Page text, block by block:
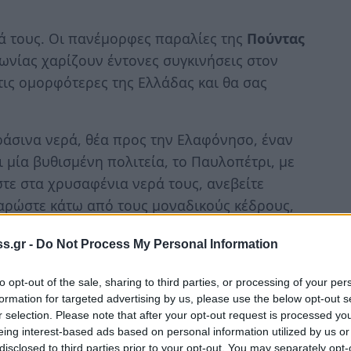
- Do Not Process My Personal Information
opt-out of the sale, sharing to third parties, or processing of your
for targeted advertising by us, please use the below opt-out
selection. Please note that after your opt-out request is processed
interest-based ads based on personal information utilized by us
to third parties prior to your opt-out. You may separately
Οι πανέμορφες παραλίες της Πούντας
χαρίζουν έντονες συγκινήσεις στον
ομορφότερες της Ελλάδας και θα σας
νερά, θέα προς την Ελαφόνησο, έναν
βυθισμένη πολιτεία, το Παυλοπέτρι, με
στα χρυσαφένια νερά τους, ανεβείτε
κάτω από τους μοναδικούς κέδρους,
στο κανάλι που συνδέει την
και αποτελεί δρόμο ηλικίας
βρίσκονται δίπλα στα Βιγκλάφια και
ακριβώς στο μικρό λιμανάκι που φεύγει